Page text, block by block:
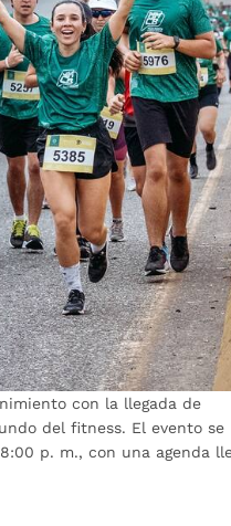
con la llegada de
del fitness. El evento se
p. m., con una agenda